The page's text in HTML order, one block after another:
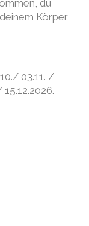
du
Körper
03.11. /